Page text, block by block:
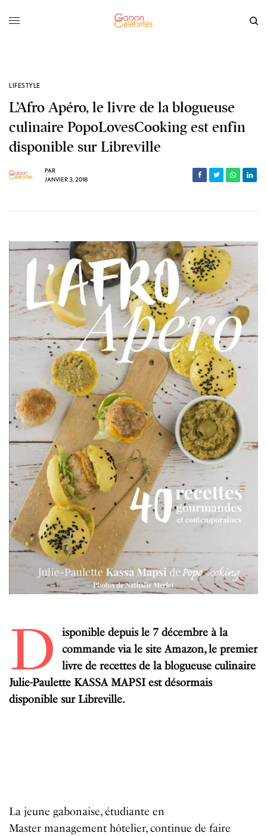
LIFESTYLE
L’Afro Apéro, le livre de la blogueuse
culinaire PopoLovesCooking est enfin
disponible sur Libreville
PAR
JANVIER 3, 2018
D
isponible depuis le 7 décembre à la
commande via le site Amazon, le premier
livre de recettes de la blogueuse culinaire
Julie-Paulette KASSA MAPSI est désormais
disponible sur Libreville.
La jeune gabonaise, étudiante en
Master management hôtelier, continue de faire